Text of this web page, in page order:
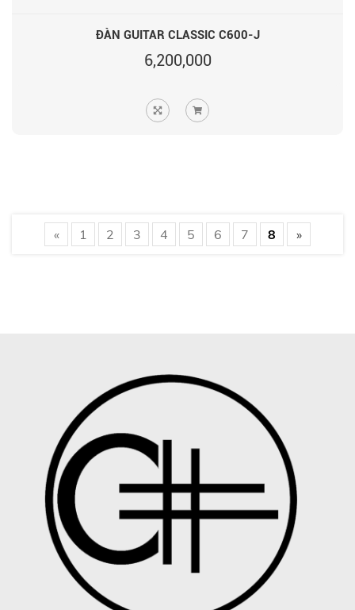
ĐÀN GUITAR CLASSIC C600-J
6,200,000
« 1 2 3 4 5 6 7 8 »